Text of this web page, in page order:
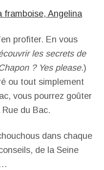
profiter. En vous
les secrets de
? Yes please.)
ou tout simplement
vous pourrez goûter
du Bac.
dans chaque
de la Seine